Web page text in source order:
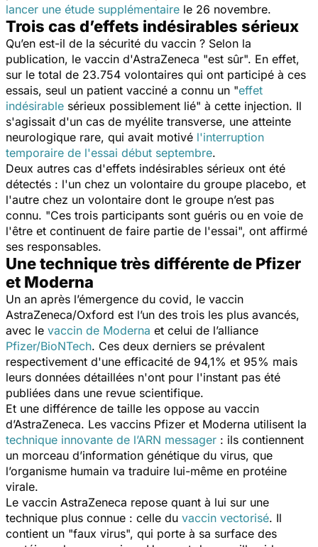
lancer une étude supplémentaire le 26 novembre.
Trois cas d’effets indésirables sérieux
Qu’en est-il de la sécurité du vaccin ? Selon la
publication, le vaccin d'AstraZeneca "est sûr". En effet,
sur le total de 23.754 volontaires qui ont participé à ces
essais, seul un patient vacciné a connu un "effet
indésirable sérieux possiblement lié" à cette injection. Il
s'agissait d'un cas de myélite transverse, une atteinte
neurologique rare, qui avait motivé l'interruption
temporaire de l'essai début septembre.
Deux autres cas d'effets indésirables sérieux ont été
détectés : l'un chez un volontaire du groupe placebo, et
l'autre chez un volontaire dont le groupe n’est pas
connu. "Ces trois participants sont guéris ou en voie de
l'être et continuent de faire partie de l'essai", ont affirmé
ses responsables.
Une technique très différente de Pfizer
et Moderna
Un an après l’émergence du covid, le vaccin
AstraZeneca/Oxford est l’un des trois les plus avancés,
avec le vaccin de Moderna et celui de l’alliance
Pfizer/BioNTech. Ces deux derniers se prévalent
respectivement d'une efficacité de 94,1% et 95% mais
leurs données détaillées n'ont pour l'instant pas été
publiées dans une revue scientifique.
Et une différence de taille les oppose au vaccin
d’AstraZeneca. Les vaccins Pfizer et Moderna utilisent la
technique innovante de l’ARN messager : ils contiennent
un morceau d’information génétique du virus, que
l’organisme humain va traduire lui-même en protéine
virale.
Le vaccin AstraZeneca repose quant à lui sur une
technique plus connue : celle du vaccin vectorisé. Il
contient un "faux virus", qui porte à sa surface des